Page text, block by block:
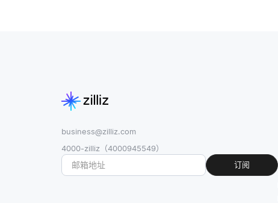
business@zilliz.com
4000-zilliz（4000945549）
订阅